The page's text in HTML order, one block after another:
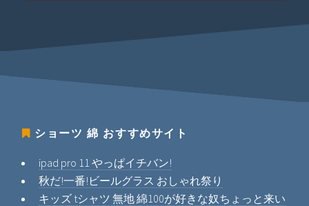
ショーツ 綿 おすすめサイト
ipad pro 11 やっぱイチバン!
秋だ!一番!ビールグラス おしゃれ祭り
キッズ tシャツ 無地 綿100が好きな奴ちょっと来い